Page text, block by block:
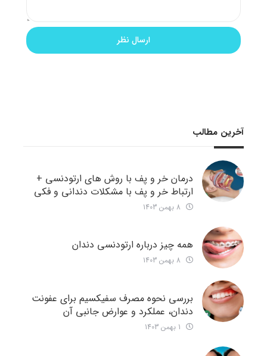
آخرین مطالب
درمان خر و پف با روش های ارتودنسی +
ارتباط خر و پف با مشکلات دندانی و فکی
همه چیز درباره ارتودنسی دندان
بررسی نحوه مصرف سفیکسیم برای عفونت
دندان، عملکرد و عوارض جانبی آن